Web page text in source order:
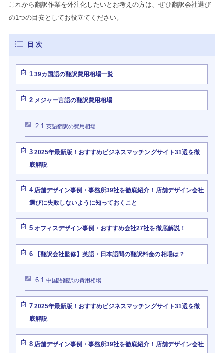
これから翻訳作業を外注化したいとお考えの方は、ぜひ翻訳会社選び
の1つの目安としてお役立てください。
139カ国語の翻訳費用相場一覧
2メジャー言語の翻訳費用相場
2.1 英語翻訳の費用相場
32025年最新版！おすすめビジネスマッチングサイト31選を徹
底解説
4店舗デザイン事例・事務所39社を徹底紹介！店舗デザイン会社
選びに失敗しないように知っておくこと
5オフィスデザイン事例・おすすめ会社27社を徹底解説！
6【翻訳会社監修】英語・日本語間の翻訳料金の相場は？
6.1 中国語翻訳の費用相場
72025年最新版！おすすめビジネスマッチングサイト31選を徹
底解説
8店舗デザイン事例・事務所39社を徹底紹介！店舗デザイン会社